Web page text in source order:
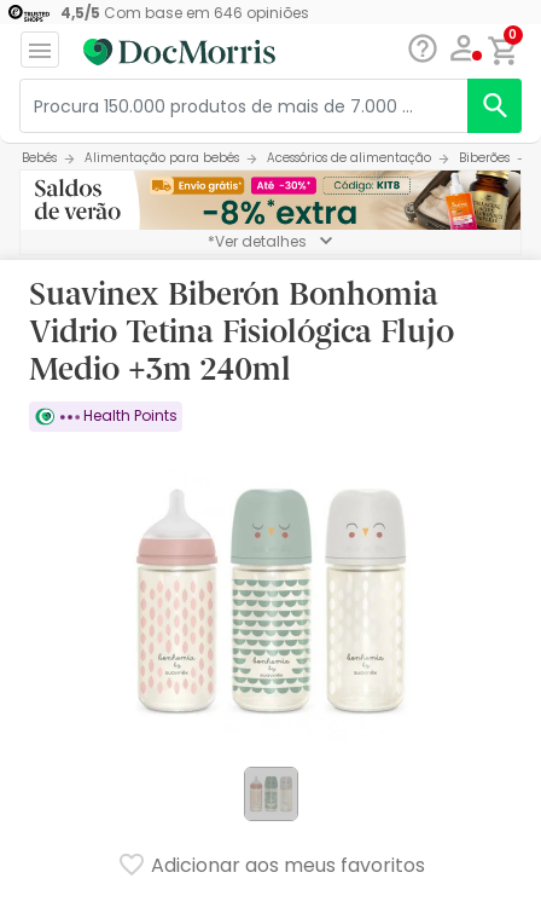
4,5/5 Com base em 646 opiniões
0
Bebés Alimentação para bebés Acessórios de alimentação Biberões
*Ver detalhes
Suavinex Biberón Bonhomia
Vidrio Tetina Fisiológica Flujo
Medio +3m 240ml
Health Points
Adicionar aos meus favoritos